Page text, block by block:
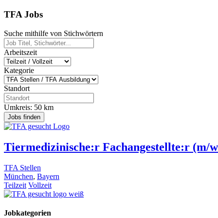
TFA Jobs
Suche mithilfe von Stichwörtern
Arbeitszeit
Kategorie
Standort
Umkreis: 50 km
Jobs finden
Tiermedizinische:r Fachangestellte:r (m/
TFA Stellen
München, Bayern
Teilzeit Vollzeit
Jobkategorien